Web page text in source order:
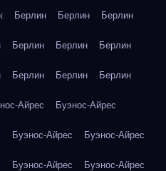
Берлин Берлин Берлин
Берлин Берлин Берлин
Берлин Берлин Берлин
Айрес Буэнос-Айрес
Буэнос-Айрес Буэнос-Айрес
Буэнос-Айрес Буэнос-Айрес